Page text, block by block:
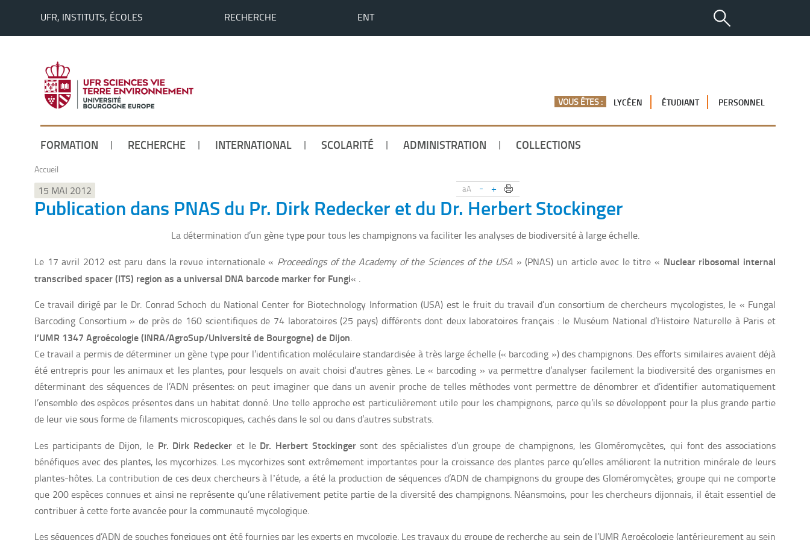
UFR, INSTITUTS, ÉCOLES RECHERCHE ENT
VOUS ÊTES : LYCÉEN ÉTUDIANT PERSONNEL
FORMATION RECHERCHE INTERNATIONAL SCOLARITÉ ADMINISTRATION COLLECTIONS
Accueil
aA - +
15 MAI 2012
Publication dans PNAS du Pr. Dirk Redecker et du Dr. Herbert Stockinger
La détermination d’un gène type pour tous les champignons va faciliter les analyses de biodiversité à large échelle.
Le 17 avril 2012 est paru dans la revue internationale « Proceedings of the Academy of the Sciences of the USA » (PNAS) un article avec le titre « Nuclear ribosomal internal
transcribed spacer (ITS) region as a universal DNA barcode marker for Fungi« .
Ce travail dirigé par le Dr. Conrad Schoch du National Center for Biotechnology Information (USA) est le fruit du travail d’un consortium de chercheurs mycologistes, le « Fungal
Barcoding Consortium » de près de 160 scientifiques de 74 laboratoires (25 pays) différents dont deux laboratoires français : le Muséum National d’Histoire Naturelle à Paris et
l’UMR 1347 Agroécologie (INRA/AgroSup/Université de Bourgogne) de Dijon.
Ce travail a permis de déterminer un gène type pour l’identification moléculaire standardisée à très large échelle (« barcoding ») des champignons. Des efforts similaires avaient déjà
été entrepris pour les animaux et les plantes, pour lesquels on avait choisi d’autres gènes. Le « barcoding » va permettre d’analyser facilement la biodiversité des organismes en
déterminant des séquences de l’ADN présentes: on peut imaginer que dans un avenir proche de telles méthodes vont permettre de dénombrer et d’identifier automatiquement
l’ensemble des espèces présentes dans un habitat donné. Une telle approche est particulièrement utile pour les champignons, parce qu’ils se développent pour la plus grande partie
de leur vie sous forme de filaments microscopiques, cachés dans le sol ou dans d’autres substrats.
Les participants de Dijon, le Pr. Dirk Redecker et le Dr. Herbert Stockingersont des spécialistes d’un groupe de champignons, les Gloméromycètes, qui font des associations
bénéfiques avec des plantes, les mycorhizes. Les mycorhizes sont extrêmement importantes pour la croissance des plantes parce qu’elles améliorent la nutrition minérale de leurs
plantes-hôtes. La contribution de ces deux chercheurs à lʼétude, a été la production de séquences d’ADN de champignons du groupe des Gloméromycètes; groupe qui ne comporte
que 200 espèces connues et ainsi ne représente qu’une rélativement petite partie de la diversité des champignons. Néansmoins, pour les chercheurs dijonnais, il était essentiel de
contribuer à cette forte avancée pour la communauté mycologique.
Les séquences d’ADN de souches fongiques ont été fournies par les experts en mycologie. Les travaux du groupe de recherche au sein de l’UMR Agroécologie (antérieurement au sein